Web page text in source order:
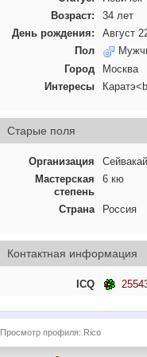
Возраст:
34 лет
День рождения:
Август
Пол
Город
Москва
Интересы
Старые поля
Организация
Сейвакай
Мастерская
степень
6 кю
Страна Россия
Контактная информация
ICQ
Просмотр профиля: Rico